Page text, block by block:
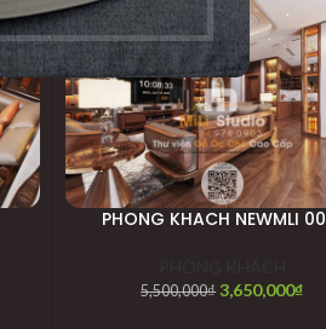
-34%
PHONG KHACH NEWMLI
5,500,000₫ 3,650,000₫